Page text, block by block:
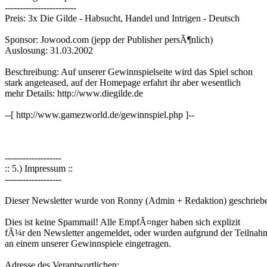
------------------------
Preis: 3x Die Gilde - Habsucht, Handel und Intrigen - Deutsch
Sponsor: Jowood.com (jepp der Publisher persÃ¶nlich)
Auslosung: 31.03.2002
Beschreibung: Auf unserer Gewinnspielseite wird das Spiel schon
stark angeteased, auf der Homepage erfahrt ihr aber wesentlich
mehr Details: http://www.diegilde.de
--[ http://www.gamezworld.de/gewinnspiel.php ]--
-------------------
:: 5.) Impressum ::
-------------------
Dieser Newsletter wurde von Ronny (Admin + Redaktion)
Dies ist keine Spammail! Alle EmpfÃ¤nger haben sich explizit
fÃ¼r den Newsletter angemeldet, oder wurden aufgrund der
an einem unserer Gewinnspiele eingetragen.
Adresse des Verantwortlichen: